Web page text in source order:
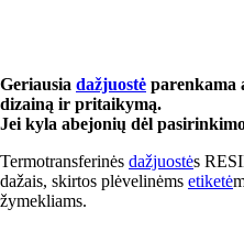
Geriausia dažjuostė parenkama
dizainą ir pritaikymą.
Jei kyla abejonių dėl
Termotransferinės dažjuostės
dažais, skirtos plėvelinėms etiketė
žymekliams.